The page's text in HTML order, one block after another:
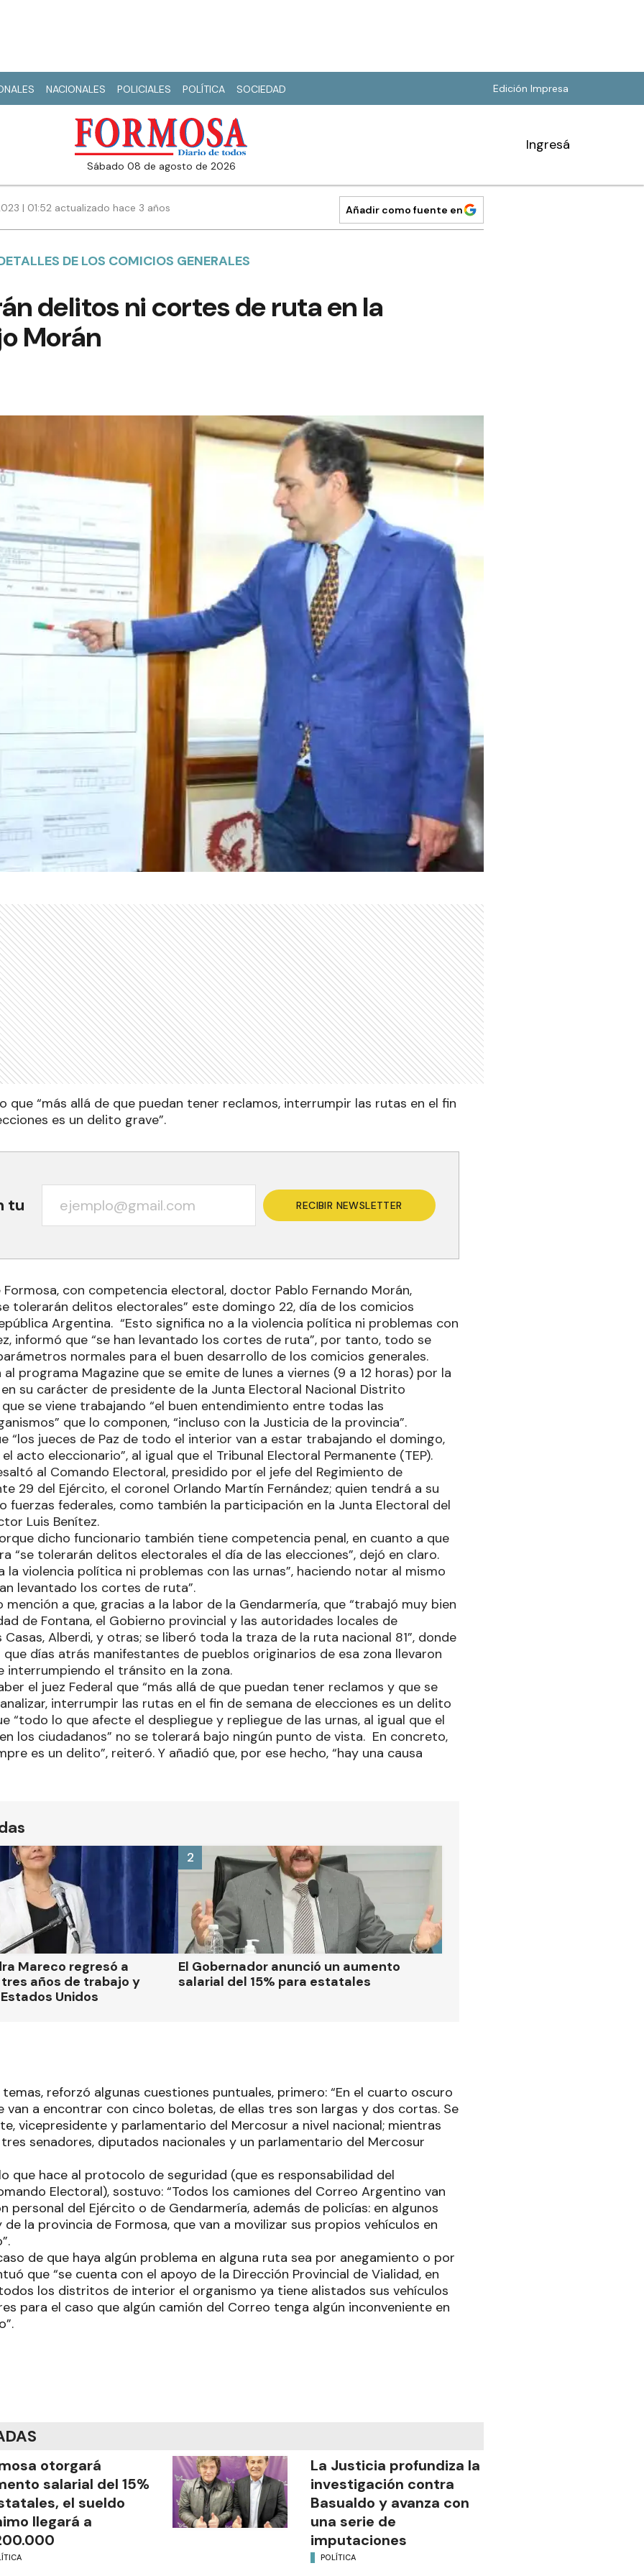
NACIONALES POLICIALES POLÍTICA SOCIEDAD Edición Impresa
sábado 08 de agosto de 2026
Ingresá
| 01:52 actualizado hace 3 años Añadir como fuente en
DE LOS COMICIOS GENERALES
delitos ni cortes de ruta en la
Morán
que “más allá de que puedan tener reclamos, interrumpir las rutas en el fin
es un delito grave”.
tu RECIBIR NEWSLETTER
Formosa, con competencia electoral, doctor Pablo Fernando Morán,
tolerarán delitos electorales” este domingo 22, día de los comicios
Argentina. “Esto significa no a la violencia política ni problemas con
informó que “se han levantado los cortes de ruta”, por tanto, todo se
normales para el buen desarrollo de los comicios generales.
programa Magazine que se emite de lunes a viernes (9 a 12 horas) por la
en su carácter de presidente de la Junta Electoral Nacional Distrito
se viene trabajando “el buen entendimiento entre todas las
que lo componen, “incluso con la Justicia de la provincia”.
“los jueces de Paz de todo el interior van a estar trabajando el domingo,
acto eleccionario”, al igual que el Tribunal Electoral Permanente (TEP).
al Comando Electoral, presidido por el jefe del Regimiento de
29 del Ejército, el coronel Orlando Martín Fernández; quien tendrá a su
fuerzas federales, como también la participación en la Junta Electoral del
Luis Benítez.
dicho funcionario también tiene competencia penal, en cuanto a que
“se tolerarán delitos electorales el día de las elecciones”, dejó en claro.
la violencia política ni problemas con las urnas”, haciendo notar al mismo
levantado los cortes de ruta”.
mención a que, gracias a la labor de la Gendarmería, que “trabajó muy bien
de Fontana, el Gobierno provincial y las autoridades locales de
Alberdi, y otras; se liberó toda la traza de la ruta nacional 81”, donde
días atrás manifestantes de pueblos originarios de esa zona llevaron
interrumpiendo el tránsito en la zona.
el juez Federal que “más allá de que puedan tener reclamos y que se
interrumpir las rutas en el fin de semana de elecciones es un delito
“todo lo que afecte el despliegue y repliegue de las urnas, al igual que el
los ciudadanos” no se tolerará bajo ningún punto de vista. En concreto,
es un delito”, reiteró. Y añadió que, por ese hecho, “hay una causa
Mareco regresó a
años de trabajo y
Unidos
El Gobernador anunció un aumento
salarial del 15% para estatales
2
reforzó algunas cuestiones puntuales, primero: “En el cuarto oscuro
van a encontrar con cinco boletas, de ellas tres son largas y dos cortas. Se
vicepresidente y parlamentario del Mercosur a nivel nacional; mientras
tres senadores, diputados nacionales y un parlamentario del Mercosur
que hace al protocolo de seguridad (que es responsabilidad del
Electoral), sostuvo: “Todos los camiones del Correo Argentino van
personal del Ejército o de Gendarmería, además de policías: en algunos
la provincia de Formosa, que van a movilizar sus propios vehículos en
de que haya algún problema en alguna ruta sea por anegamiento o por
que “se cuenta con el apoyo de la Dirección Provincial de Vialidad, en
los distritos de interior el organismo ya tiene alistados sus vehículos
para el caso que algún camión del Correo tenga algún inconveniente en
otorgará
salarial del 15%
el sueldo
llegará a
La Justicia profundiza la
investigación contra
Basualdo y avanza con
una serie de
imputaciones
POLÍTICA